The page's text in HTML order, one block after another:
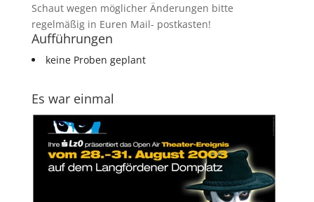
Schaut wegen möglicher Änderungen bitte
regelmäßig in Euren Mail- postkasten!
Aufführungen
keine Proben geplant
Es war einmal